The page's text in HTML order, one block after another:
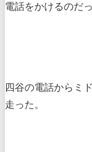
電話をかけるのだっ
四谷の電話からミ
走った。